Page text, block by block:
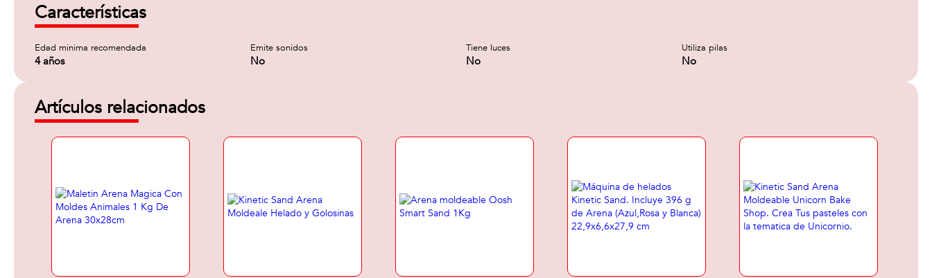
Características
Edad minima recomendada
4 años
Emite sonidos
No
Tiene luces
No
Utiliza pilas
No
Artículos relacionados